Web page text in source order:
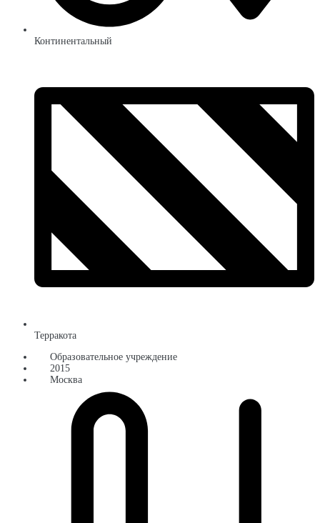
Континентальный
Терракота
Образовательное учреждение
2015
Москва